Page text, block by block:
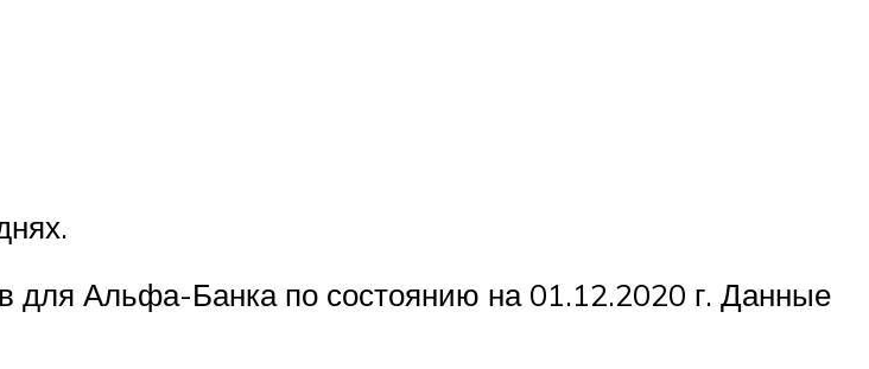
для Альфа-Банка по состоянию на 01.12.2020 г. Данные